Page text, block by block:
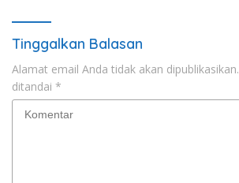
Tinggalkan Balasan
Alamat email Anda tidak akan dipublikasikan.
ditandai *